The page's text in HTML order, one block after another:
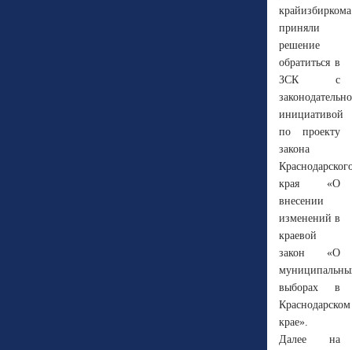
крайизбиркома
приняли
решение
обратиться в
ЗСК с
инициативой
по проекту
закона
края «О
внесении
изменений в
краевой
закон «О
выборах в
Краснодарском
крае».
Далее на